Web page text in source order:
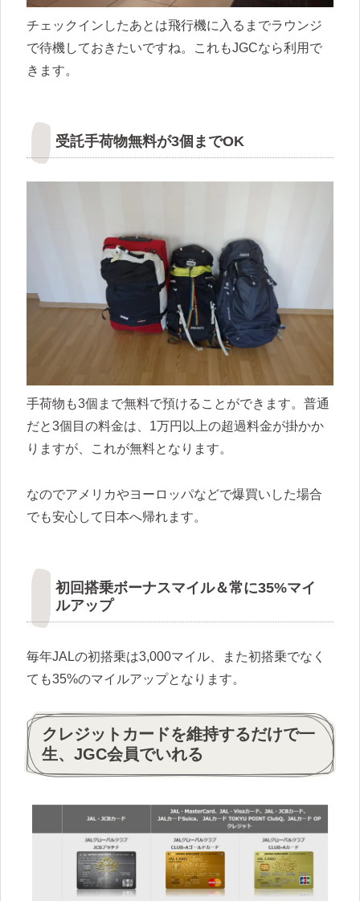
チェックインしたあとは飛行機に入るまでラウンジ
で待機しておきたいですね。これもJGCなら利用で
きます。
受託手荷物無料が3個までOK
手荷物も3個まで無料で預けることができます。普通
だと3個目の料金は、1万円以上の超過料金が掛かか
りますが、これが無料となります。
なのでアメリカやヨーロッパなどで爆買いした場合
でも安心して日本へ帰れます。
初回搭乗ボーナスマイル＆常に35%マイ
ルアップ
毎年JALの初搭乗は3,000マイル、また初搭乗でなく
ても35%のマイルアップとなります。
クレジットカードを維持するだけで一
生、JGC会員でいれる